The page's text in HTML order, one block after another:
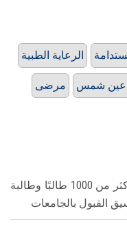
الرعاية الطبية
مرضى عين شمس
معامل التنسيق الإلكتروني تستقبل أكثر من 1000 طالبًا وطالبة
القبول بالجامعات